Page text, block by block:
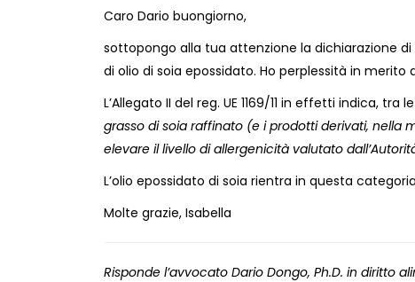
Caro Dario buongiorno,
sottopongo alla tua attenzione la dichiarazione
di olio di soia epossidato. Ho perplessità in
L’Allegato II del reg. UE 1169/11 in effetti indica, tra
grasso di soia raffinato (e i prodotti derivati, nella
elevare il livello di allergenicità valutato
L’olio epossidato di soia rientra in questa
Molte grazie, Isabella
Risponde l’avvocato Dario Dongo, Ph.D. in diritto